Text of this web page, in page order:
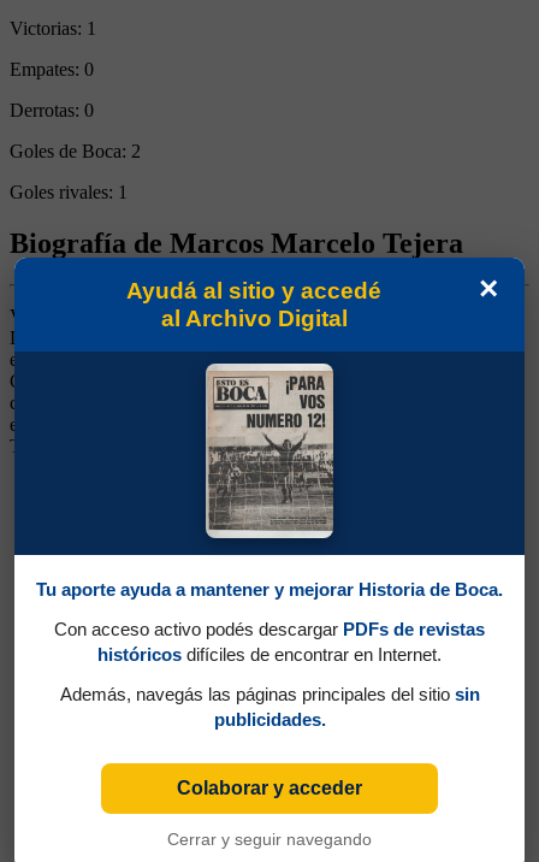
Victorias: 1
Empates: 0
Derrotas: 0
Goles de Boca: 2
Goles rivales: 1
Biografía de Marcos Marcelo Tejera
Volante Ofensivo. Un uruguayo de gran talento, idolatrado en
Defensor Sporting. Se dio a conocer en un preolímpico en 1992 en
el que la rompió con la Selección Uruguaya. Eso le valió un pase al
Cagliari pero no jugó demasiado, por lo que terminó llegando al
club. Tampoco en Boca lograría un lugar, así que siguió su carrera
en Logroñés, retornando a Defensor en 2000. Pasó también por Los
Tecos de México, Peñarol, Southampton de Inglaterra y Nacional.
×
Ayudá al sitio y accedé
al Archivo Digital
Tu aporte ayuda a mantener y mejorar Historia de Boca.
Con acceso activo podés descargar PDFs de revistas
históricos difíciles de encontrar en Internet.
Además, navegás las páginas principales del sitio sin
publicidades.
Colaborar y acceder
Cerrar y seguir navegando